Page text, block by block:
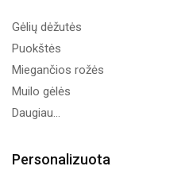
Gėlių dėžutės
Puokštės
Miegančios rožės
Muilo gėlės
Daugiau...
Personalizuota